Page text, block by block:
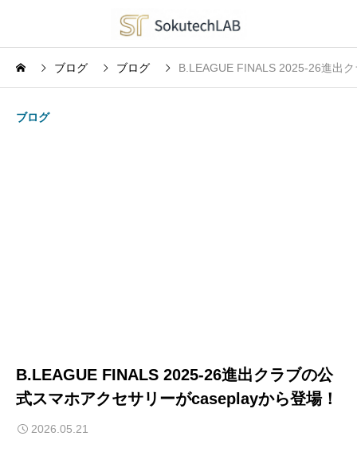
ブログ ブログ B.LEAGUE FINALS 2025-26進出
ブログ
B.LEAGUE FINALS 2025-26進出クラブの公
式スマホアクセサリーがcaseplayから登場！
2026.05.21